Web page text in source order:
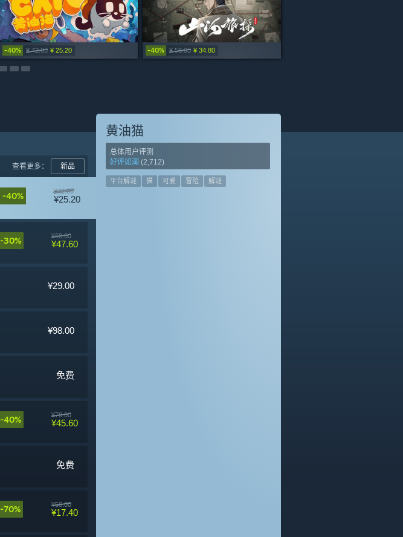
-40% ¥ 42.00 ¥ 25.20 -40% ¥ 58.00 ¥ 34.80
-30% ¥ 36.00 ¥ 25.20 -30% ¥ 36.00 ¥ 25.20
-40% ¥ 48.00 ¥ 28.80 ¥ 38.00
¥ 32.00 -15% ¥ 34.00
-50% ¥ 48.00 ¥ 24.00 -45% ¥ 68.00 ¥ 37.40
¥ 36.00 ¥ 22.00
查看更多： 新品
-40% ¥42.00
¥25.20
-30% ¥68.00
¥47.60
¥29.00
¥98.00
免费
-40% ¥76.00
¥45.60
免费
-70% ¥58.00
¥17.40
黄油猫
总体用户评测
好评如潮 (2,712)
平台解谜 猫 可爱 冒险 解谜